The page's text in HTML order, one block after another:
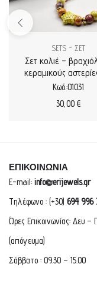
SETS - ΣΕΤ
Σετ κολιέ –
κεραμικούς
χάντρες σε
Κωδ.:01031
30,00 €
ΕΠΙΚΟΙΝΩΝΙΑ
E-mail: info@erijewels.gr
Τηλέφωνο : (+30) 694 996
Ώρες Επικοινωνίας: Δευ
(απόγευμα)
Σάββατο : 09.30 – 15.00